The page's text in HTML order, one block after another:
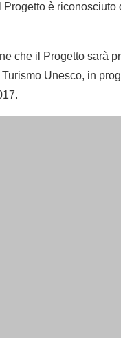
Progetto è riconosciuto
che il Progetto sarà
Unesco, in